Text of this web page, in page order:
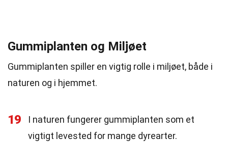
Gummiplanten og Miljøet
Gummiplanten spiller en vigtig rolle i miljøet, både i
naturen og i hjemmet.
19
I naturen fungerer gummiplanten som et
vigtigt levested for mange dyrearter.